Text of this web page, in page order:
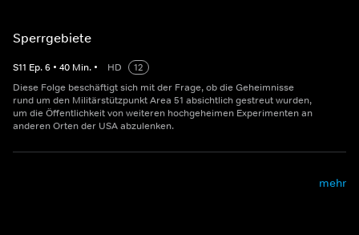
Sperrgebiete
S11 Ep.6 • 40 Min. • HD
12
Diese Folge beschäftigt sich mit der Frage, ob die Geheimnisse
rund um den Militärstützpunkt Area 51 absichtlich gestreut wurden,
um die Öffentlichkeit von weiteren hochgeheimen Experimenten an
anderen Orten der USA abzulenken.
mehr